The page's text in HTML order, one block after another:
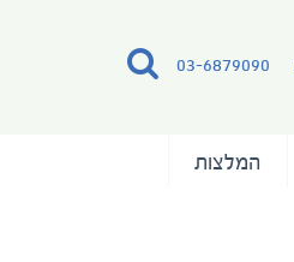
03-6879090
המלצות